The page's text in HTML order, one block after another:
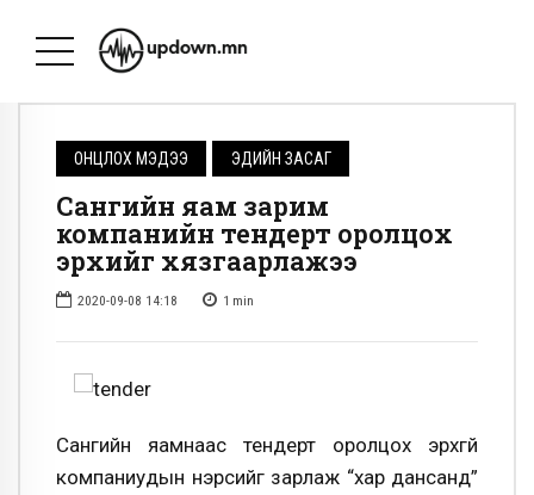
ОНЦЛОХ МЭДЭЭ ЭДИЙН ЗАСАГ
Сангийн яам зарим
компанийн тендерт оролцох
эрхийг хязгаарлажээ
2020-09-08 14:18 1 min
Сангийн яамнаас тендерт оролцох эрхгүй
компаниудын нэрсийг зарлаж “хар дансанд”